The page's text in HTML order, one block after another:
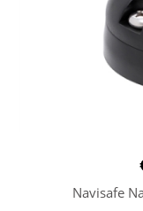
Navisafe